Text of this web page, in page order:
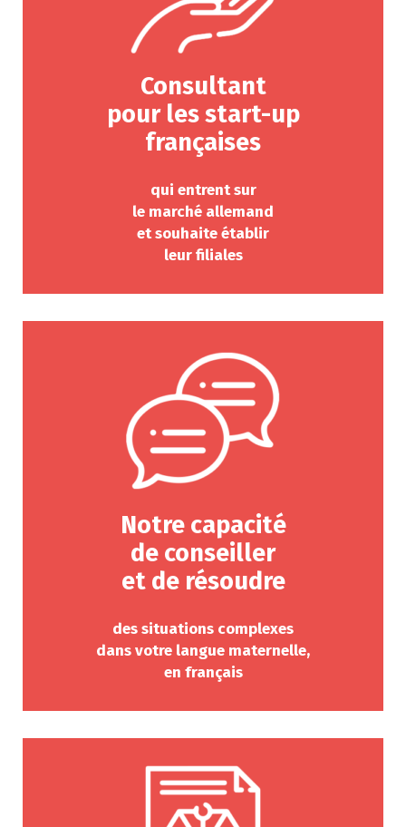
Consultant
pour les start-up
françaises
qui entrent sur
le marché allemand
et souhaite établir
leur filiales
Notre capacité
de conseiller
et de résoudre
des situations complexes
dans votre langue maternelle,
en français